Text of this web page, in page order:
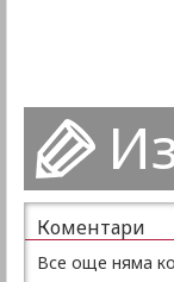
Коментари
Все още няма